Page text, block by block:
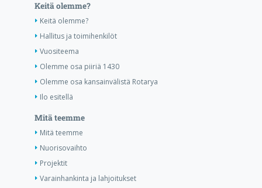
Keitä olemme?
Keitä olemme?
Hallitus ja toimihenkilöt
Vuositeema
Olemme osa piiriä 1430
Olemme osa kansainvälistä Rotarya
Ilo esitellä
Mitä teemme
Mitä teemme
Nuorisovaihto
Projektit
Varainhankinta ja lahjoitukset